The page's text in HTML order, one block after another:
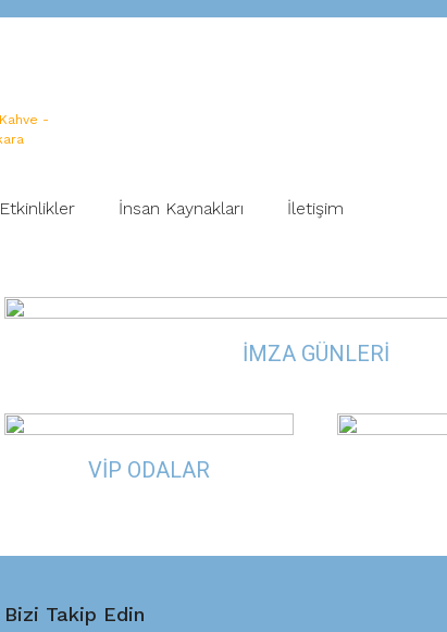
Etkinlikler İnsan Kaynakları İletişim
İMZA GÜNLERİ
VİP ODALAR
Bizi Takip Edin